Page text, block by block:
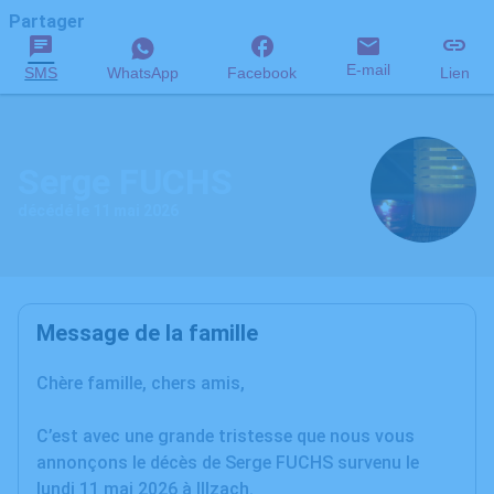
Partager
SMS WhatsApp Facebook E-mail Lien
Message de la famille
Chère famille, chers amis,
C’est avec une grande tristesse que nous vous
annonçons le décès de Serge FUCHS survenu le
lundi 11 mai 2026 à Illzach.